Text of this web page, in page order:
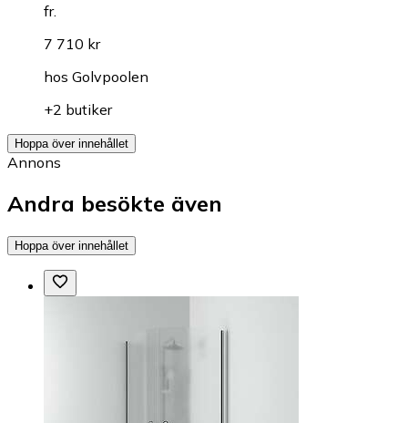
fr.
7 710 kr
hos Golvpoolen
+2 butiker
Hoppa över innehållet
Annons
Andra besökte även
Hoppa över innehållet